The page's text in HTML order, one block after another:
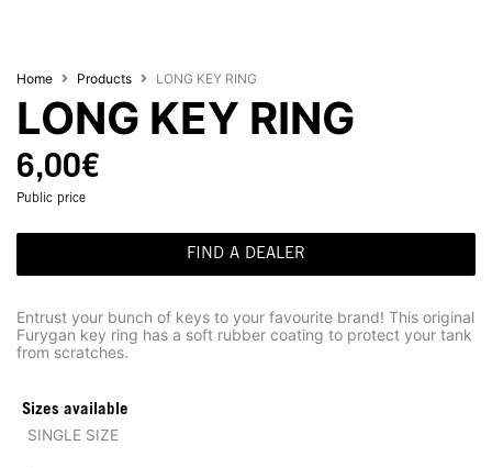
Home Products LONG KEY RING
LONG KEY RING
6,00€
Public price
FIND A DEALER
Entrust your bunch of keys to your favourite brand! This original
Furygan key ring has a soft rubber coating to protect your tank
from scratches.
Sizes available
SINGLE SIZE